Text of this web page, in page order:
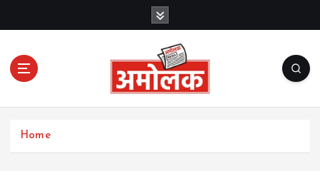
c
Amolak News
Home